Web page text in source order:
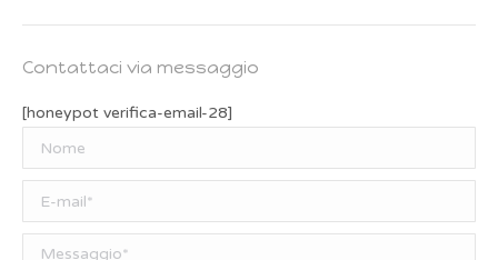
Contattaci via messaggio
[honeypot verifica-email-28]